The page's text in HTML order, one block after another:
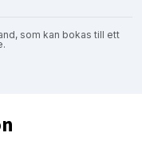
som kan bokas till ett